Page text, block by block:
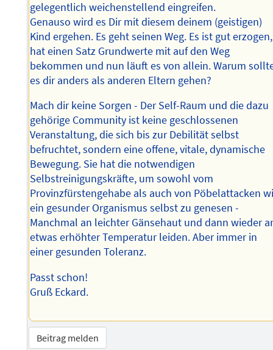
gelegentlich weichenstellend eingreifen.
Genauso wird es Dir mit diesem deinem (geistigen)
Kind ergehen. Es geht seinen Weg. Es ist gut erzogen,
hat einen Satz Grundwerte mit auf den Weg
bekommen und nun läuft es von allein. Warum
es dir anders als anderen Eltern gehen?
Mach dir keine Sorgen - Der Self-Raum und die dazu
gehörige Community ist keine geschlossenen
Veranstaltung, die sich bis zur Debilität selbst
befruchtet, sondern eine offene, vitale, dynamische
Bewegung. Sie hat die notwendigen
Selbstreinigungskräfte, um sowohl vom
Provinzfürstengehabe als auch von Pöbelattacken
ein gesunder Organismus selbst zu genesen -
Manchmal an leichter Gänsehaut und dann wieder
etwas erhöhter Temperatur leiden. Aber immer in
einer gesunden Toleranz.
Passt schon!
Gruß Eckard.
Beitrag melden